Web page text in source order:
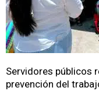
Servidores públicos
prevención del